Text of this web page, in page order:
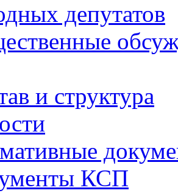
депутатов
и структура
КСП